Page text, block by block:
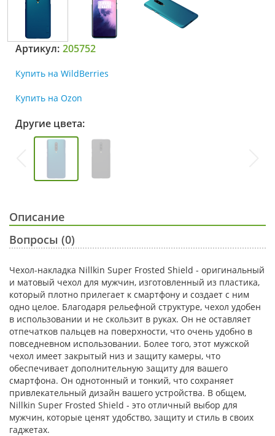
Артикул: 205752
Купить на WildBerries
Купить на Ozon
Другие цвета:
Описание
Вопросы (0)
Чехол-накладка Nillkin Super Frosted Shield - оригинальный
и матовый чехол для мужчин, изготовленный из пластика,
который плотно прилегает к смартфону и создает с ним
одно целое. Благодаря рельефной структуре, чехол удобен
в использовании и не скользит в руках. Он не оставляет
отпечатков пальцев на поверхности, что очень удобно в
повседневном использовании. Более того, этот мужской
чехол имеет закрытый низ и защиту камеры, что
обеспечивает дополнительную защиту для вашего
смартфона. Он однотонный и тонкий, что сохраняет
привлекательный дизайн вашего устройства. В общем,
Nillkin Super Frosted Shield - это отличный выбор для
мужчин, которые ценят удобство, защиту и стиль в своих
гаджетах.